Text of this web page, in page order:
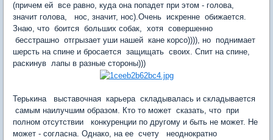
(причем ей все равно, куда она попадет при этом - голова,
значит голова, нос, значит, нос).Очень искренне обижается.
Знаю, что боится больших собак, хотя совершенно
бесстрашно отгрызает уши нашей кане корсо)))), но поднимает
шерсть на спине и бросается защищать своих. Спит на спине,
раскинув лапы в разные стороны)))
Терькина выставочная карьера складывалась и складывается
самым наилучшим образом. Кто то может сказать, что при
полном отсутствии конкуренции по другому и быть не может. Не
может - согласна. Однако, на ее счету неоднократно